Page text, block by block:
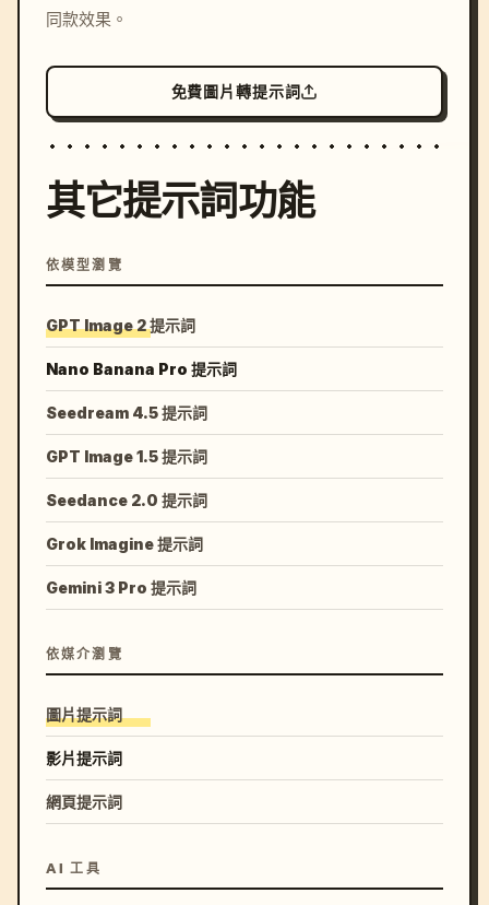
同款效果。
免費圖片轉提示詞
其它提示詞功能
依模型瀏覽
GPT Image 2 提示詞
Nano Banana Pro 提示詞
Seedream 4.5 提示詞
GPT Image 1.5 提示詞
Seedance 2.0 提示詞
Grok Imagine 提示詞
Gemini 3 Pro 提示詞
依媒介瀏覽
圖片提示詞
影片提示詞
網頁提示詞
AI 工具